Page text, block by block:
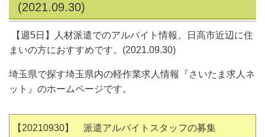
(2021.09.30)
【週5日】人材派遣でのアルバイト情報。日高市近辺に住
まいの方におすすめです。(2021.09.30)
埼玉県で探す埼玉県内の軽作業求人情報『さいたま求人ネ
ット』のホームページです。
【20210930】 派遣アルバイトスタッフの募集